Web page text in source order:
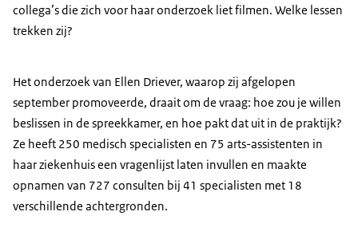
collega’s die zich voor haar onderzoek liet filmen. Welke lessen
trekken zij?
Het onderzoek van Ellen Driever, waarop zij afgelopen
september promoveerde, draait om de vraag: hoe zou je willen
beslissen in de spreekkamer, en hoe pakt dat uit in de praktijk?
Ze heeft 250 medisch specialisten en 75 arts-assistenten in
haar ziekenhuis een vragenlijst laten invullen en maakte
opnamen van 727 consulten bij 41 specialisten met 18
verschillende achtergronden.